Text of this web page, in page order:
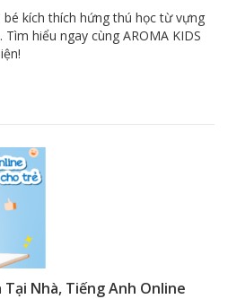
kích thích hứng thú học từ vựng
hiểu ngay cùng AROMA KIDS
Tại Nhà, Tiếng Anh Online